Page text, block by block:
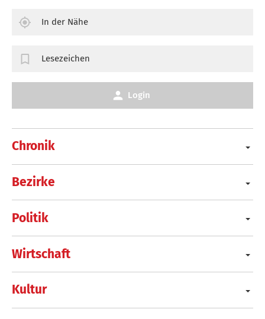
Chronik
Bezirke
Politik
Wirtschaft
Kultur
In der Nähe
Lesezeichen
Login